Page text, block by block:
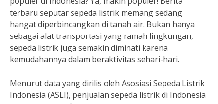
terbaru seputar sepeda listrik memang sedang
hangat diperbincangkan di tanah air. Bukan hanya
sebagai alat transportasi yang ramah lingkungan,
sepeda listrik juga semakin diminati karena
kemudahannya dalam beraktivitas sehari-hari.
Menurut data yang dirilis oleh Asosiasi Sepeda Listrik
Indonesia (ASLI), penjualan sepeda listrik di Indonesia